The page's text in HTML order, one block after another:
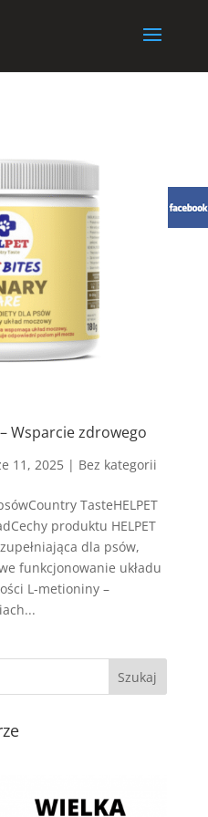
– Wsparcie zdrowego
11, 2025| Bez kategorii
TasteHELPET
produktu HELPET
dla psów,
funkcjonowanie układu
L-metioniny –